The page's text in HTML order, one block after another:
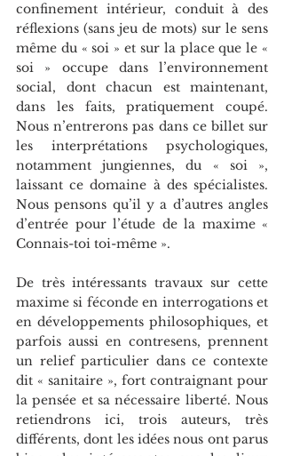
confinement intérieur, conduit à des
réflexions (sans jeu de mots) sur le sens
même du « soi » et sur la place que le «
soi » occupe dans l’environnement
social, dont chacun est maintenant,
dans les faits, pratiquement coupé.
Nous n’entrerons pas dans ce billet sur
les interprétations psychologiques,
notamment jungiennes, du « soi »,
laissant ce domaine à des spécialistes.
Nous pensons qu’il y a d’autres angles
d’entrée pour l’étude de la maxime «
Connais-toi toi-même ».
De très intéressants travaux sur cette
maxime si féconde en interrogations et
en développements philosophiques, et
parfois aussi en contresens, prennent
un relief particulier dans ce contexte
dit « sanitaire », fort contraignant pour
la pensée et sa nécessaire liberté. Nous
retiendrons ici, trois auteurs, très
différents, dont les idées nous ont parus